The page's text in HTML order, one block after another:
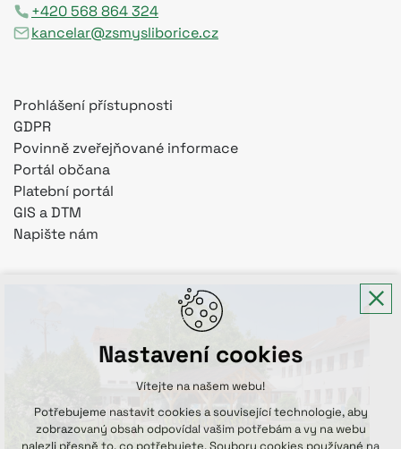
+420 568 864 324
kancelar@zsmysliborice.cz
Prohlášení přístupnosti
GDPR
Povinně zveřejňované informace
Portál občana
Platební portál
GIS a DTM
Napište nám
Nastavení cookies
Vítejte na našem webu!
Potřebujeme nastavit cookies a související technologie, aby
zobrazovaný obsah odpovídal vašim potřebám a vy na webu
nalezli přesně to, co potřebujete. Soubory cookies používané na